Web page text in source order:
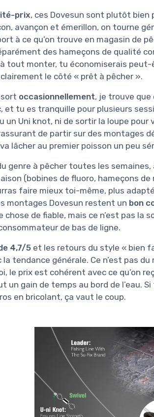
prix, ces Dovesun sont plutôt bien
avançon et émerillon, on tourne
à ce qu’on trouve en magasin de
des hameçons de qualité
tout monter, tu économiserais peut-
le côté « prêt à pêcher ».
sort occasionnellement, je trouve que
et tu es tranquille pour plusieurs
un Uni knot, ni de sortir la loupe pour
de partir sur des montages
lâcher au premier poisson un peu
genre à pêcher toutes les
(bobines de fluoro, hameçons
faire mieux toi-même, plus
montages Dovesun restent un bon
de fiable, mais ce n’est pas la
de bas de ligne.
4,7/5 et les retours du style « bien
tendance générale. Ce n’est pas
le prix est cohérent avec ce qu’on
un gain de temps au bord de l’eau.
en bricolant, ça vaut le coup.